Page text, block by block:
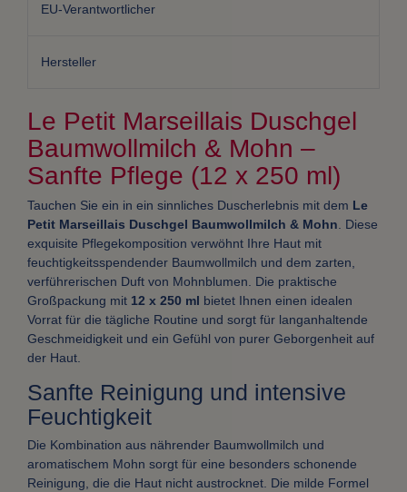
EU-Verantwortlicher
Hersteller
Le Petit Marseillais Duschgel
Baumwollmilch & Mohn –
Sanfte Pflege (12 x 250 ml)
Tauchen Sie ein in ein sinnliches Duscherlebnis mit dem Le
Petit Marseillais Duschgel Baumwollmilch & Mohn. Diese
exquisite Pflegekomposition verwöhnt Ihre Haut mit
feuchtigkeitsspendender Baumwollmilch und dem zarten,
verführerischen Duft von Mohnblumen. Die praktische
Großpackung mit 12 x 250 ml bietet Ihnen einen idealen
Vorrat für die tägliche Routine und sorgt für langanhaltende
Geschmeidigkeit und ein Gefühl von purer Geborgenheit auf
der Haut.
Sanfte Reinigung und intensive
Feuchtigkeit
Die Kombination aus nährender Baumwollmilch und
aromatischem Mohn sorgt für eine besonders schonende
Reinigung, die die Haut nicht austrocknet. Die milde Formel